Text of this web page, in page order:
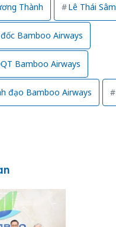
Thành Lê Thái Sâm
Bamboo Airways
Bamboo Airways
đạo Bamboo Airways